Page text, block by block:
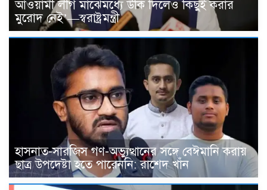
আওয়ামী লীগ মাঝেমধ্যে উঁকি দিলেও কিছুই করার
মুরোদ নেই’—স্বরাষ্ট্রমন্ত্রী
হাসনাত-সারজিস গণ-অভ্যুত্থানের সঙ্গে বেঈমানি করায়
ছাত্র উপদেষ্টা হতে পারেননি: রাশেদ খাঁন